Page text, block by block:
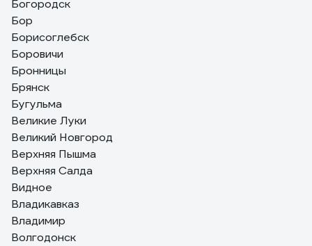
Богородск
Бор
Борисоглебск
Боровичи
Бронницы
Брянск
Бугульма
Великие Луки
Великий Новгород
Верхняя Пышма
Верхняя Салда
Видное
Владикавказ
Владимир
Волгодонск